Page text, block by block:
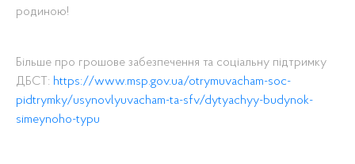
родиною!
Більше про грошове забезпечення та соціальну підтримку
ДБСТ: https://www.msp.gov.ua/otrymuvacham-soc-
pidtrymky/usynovlyuvacham-ta-sfv/dytyachyy-budynok-
simeynoho-typu